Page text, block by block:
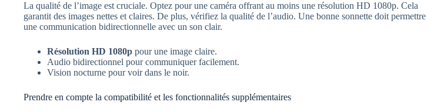
La qualité de l’image est cruciale. Optez pour une caméra offrant au moins une résolution HD 1080p. Cela
garantit des images nettes et claires. De plus, vérifiez la qualité de l’audio. Une bonne sonnette doit permettre
une communication bidirectionnelle avec un son clair.
Résolution HD 1080p pour une image claire.
Audio bidirectionnel pour communiquer facilement.
Vision nocturne pour voir dans le noir.
Prendre en compte la compatibilité et les fonctionnalités supplémentaires